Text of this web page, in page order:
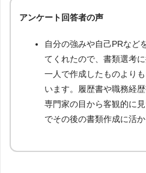
アンケート回答者の声
自分の強みや自己PRなど
てくれたので、書類選考
一人で作成したものより
います。履歴書や職務経
専門家の目から客観的に
でその後の書類作成に活